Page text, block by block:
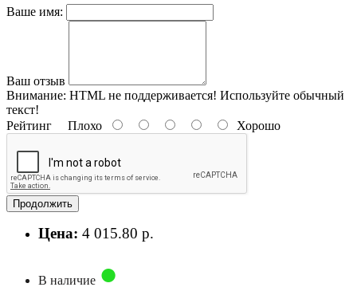
Ваше имя:
Ваш отзыв
Внимание: HTML не поддерживается! Используйте обычный
текст!
Рейтинг Плохо Хорошо
Продолжить
Цена: 4 015.80 р.
В наличие